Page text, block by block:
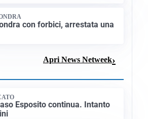
a Cesenatico: centinaia di